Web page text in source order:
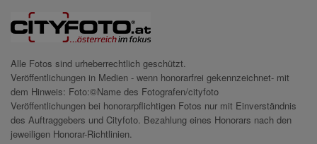
Alle Fotos sind urheberrechtlich geschützt.
Veröffentlichungen in Medien - wenn honorarfrei gekennzeichnet- mit
dem Hinweis: Foto:©Name des Fotografen/cityfoto
Veröffentlichungen bei honorarpflichtigen Fotos nur mit Einverständnis
des Auftraggebers und Cityfoto. Bezahlung eines Honorars nach den
jeweiligen Honorar-Richtlinien.